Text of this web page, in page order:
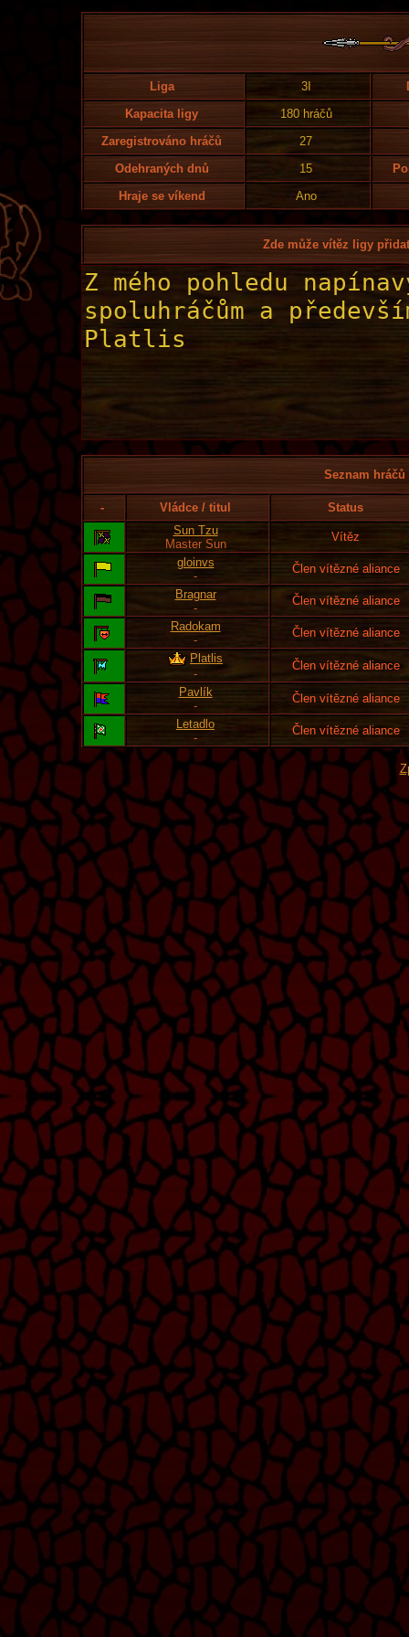
Liga 3I
Kapacita ligy
180 hráčů
Zaregistrováno hráčů
27
Odehraných dnů
15
Hraje se víkend
Ano
Zde může vítěz ligy
Seznam
- Vládce / titul
Status
Sun Tzu
Master Sun
Vítěz
gloinvs
-
Člen vítězné aliance
Bragnar
-
Člen vítězné aliance
Radokam
-
Člen vítězné aliance
Platlis
-
Člen vítězné aliance
Pavlík
-
Člen vítězné aliance
Letadlo
-
Člen vítězné aliance